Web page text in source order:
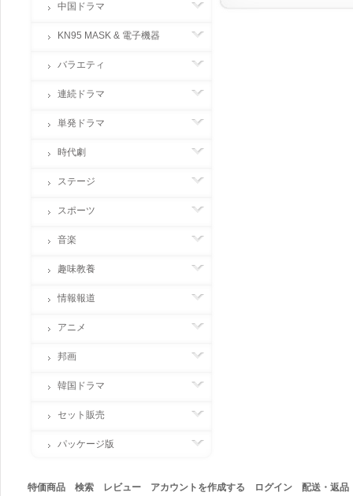
中国ドラマ
KN95 MASK & 電子機器
バラエティ
連続ドラマ
単発ドラマ
時代劇
ステージ
スポーツ
音楽
趣味教養
情報報道
アニメ
邦画
韓国ドラマ
セット販売
パッケージ版
特価商品 検索 レビュー アカウントを作成する ログイン 配送・返品